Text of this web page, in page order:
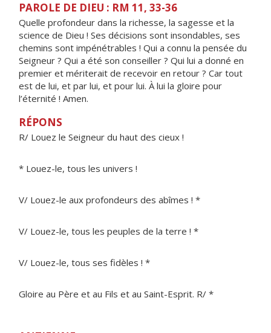
PAROLE DE DIEU : RM 11, 33-36
Quelle profondeur dans la richesse, la sagesse et la
science de Dieu ! Ses décisions sont insondables, ses
chemins sont impénétrables ! Qui a connu la pensée du
Seigneur ? Qui a été son conseiller ? Qui lui a donné en
premier et mériterait de recevoir en retour ? Car tout
est de lui, et par lui, et pour lui. À lui la gloire pour
l’éternité ! Amen.
RÉPONS
R/ Louez le Seigneur du haut des cieux !
* Louez-le, tous les univers !
V/ Louez-le aux profondeurs des abîmes ! *
V/ Louez-le, tous les peuples de la terre ! *
V/ Louez-le, tous ses fidèles ! *
Gloire au Père et au Fils et au Saint-Esprit. R/ *